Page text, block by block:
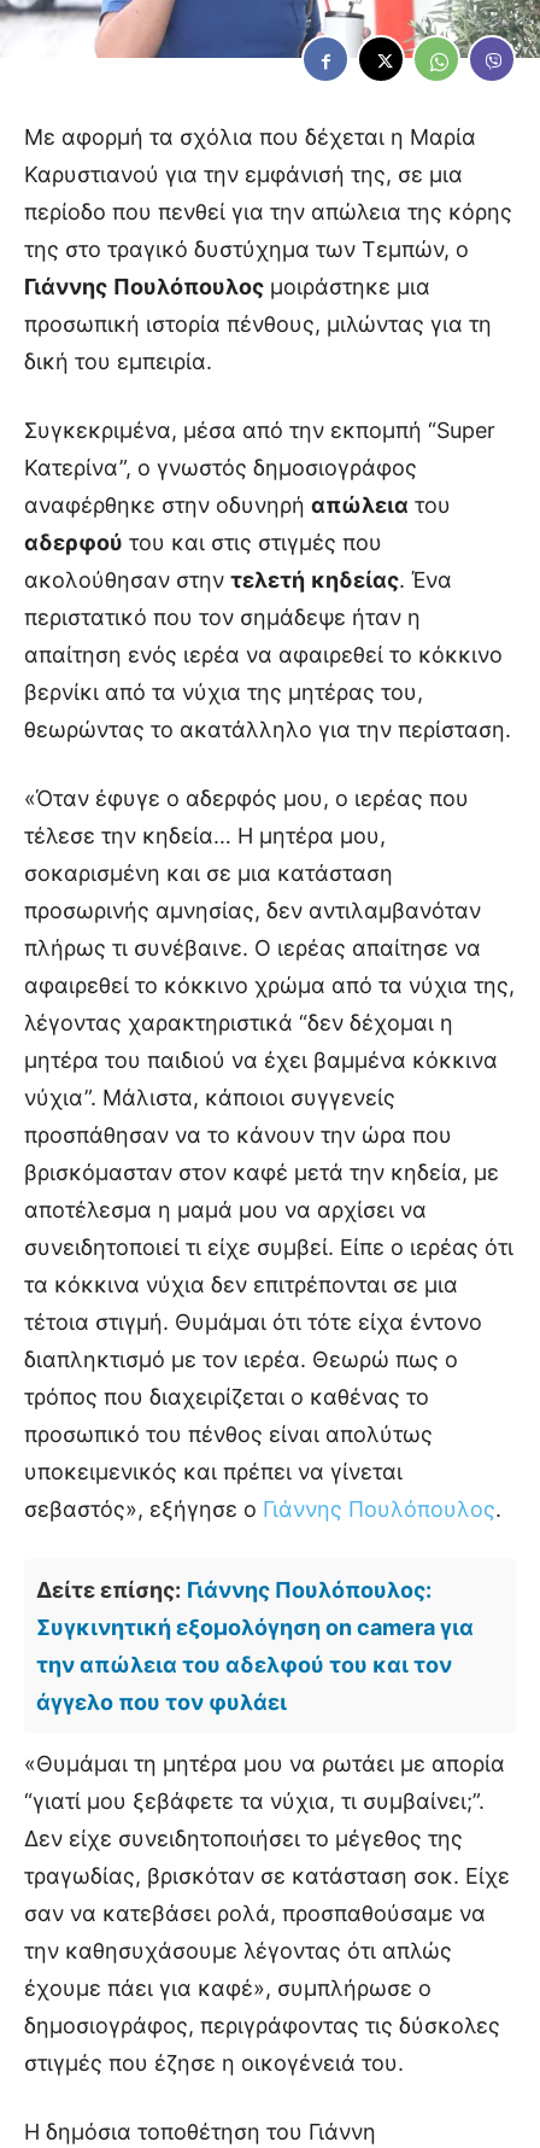
Με αφορμή τα σχόλια που δέχεται η Μαρία
Καρυστιανού για την εμφάνισή της, σε μια
περίοδο που πενθεί για την απώλεια της κόρης
της στο τραγικό δυστύχημα των Τεμπών, ο
Γιάννης Πουλόπουλος μοιράστηκε μια
προσωπική ιστορία πένθους, μιλώντας για τη
δική του εμπειρία.
Συγκεκριμένα, μέσα από την εκπομπή “Super
Κατερίνα”, ο γνωστός δημοσιογράφος
αναφέρθηκε στην οδυνηρή απώλεια του
αδερφού του και στις στιγμές που
ακολούθησαν στην τελετή κηδείας. Ένα
περιστατικό που τον σημάδεψε ήταν η
απαίτηση ενός ιερέα να αφαιρεθεί το κόκκινο
βερνίκι από τα νύχια της μητέρας του,
θεωρώντας το ακατάλληλο για την περίσταση.
«Όταν έφυγε ο αδερφός μου, ο ιερέας που
τέλεσε την κηδεία… Η μητέρα μου,
σοκαρισμένη και σε μια κατάσταση
προσωρινής αμνησίας, δεν αντιλαμβανόταν
πλήρως τι συνέβαινε. Ο ιερέας απαίτησε να
αφαιρεθεί το κόκκινο χρώμα από τα νύχια της,
λέγοντας χαρακτηριστικά “δεν δέχομαι η
μητέρα του παιδιού να έχει βαμμένα κόκκινα
νύχια”. Μάλιστα, κάποιοι συγγενείς
προσπάθησαν να το κάνουν την ώρα που
βρισκόμασταν στον καφέ μετά την κηδεία, με
αποτέλεσμα η μαμά μου να αρχίσει να
συνειδητοποιεί τι είχε συμβεί. Είπε ο ιερέας ότι
τα κόκκινα νύχια δεν επιτρέπονται σε μια
τέτοια στιγμή. Θυμάμαι ότι τότε είχα έντονο
διαπληκτισμό με τον ιερέα. Θεωρώ πως ο
τρόπος που διαχειρίζεται ο καθένας το
προσωπικό του πένθος είναι απολύτως
υποκειμενικός και πρέπει να γίνεται
σεβαστός», εξήγησε ο Γιάννης Πουλόπουλος.
Δείτε επίσης: Γιάννης Πουλόπουλος:
Συγκινητική εξομολόγηση on camera για
την απώλεια του αδελφού του και τον
άγγελο που τον φυλάει
«Θυμάμαι τη μητέρα μου να ρωτάει με απορία
“γιατί μου ξεβάφετε τα νύχια, τι συμβαίνει;”.
Δεν είχε συνειδητοποιήσει το μέγεθος της
τραγωδίας, βρισκόταν σε κατάσταση σοκ. Είχε
σαν να κατεβάσει ρολά, προσπαθούσαμε να
την καθησυχάσουμε λέγοντας ότι απλώς
έχουμε πάει για καφέ», συμπλήρωσε ο
δημοσιογράφος, περιγράφοντας τις δύσκολες
στιγμές που έζησε η οικογένειά του.
Η δημόσια τοποθέτηση του Γιάννη